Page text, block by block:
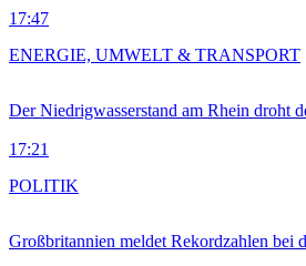
17:47
Der Niedrigwasserstand am Rhein droht
17:21
ENERGIE, UMWELT & TRANSPORT
Großbritannien meldet Rekordzahlen bei
POLITIK